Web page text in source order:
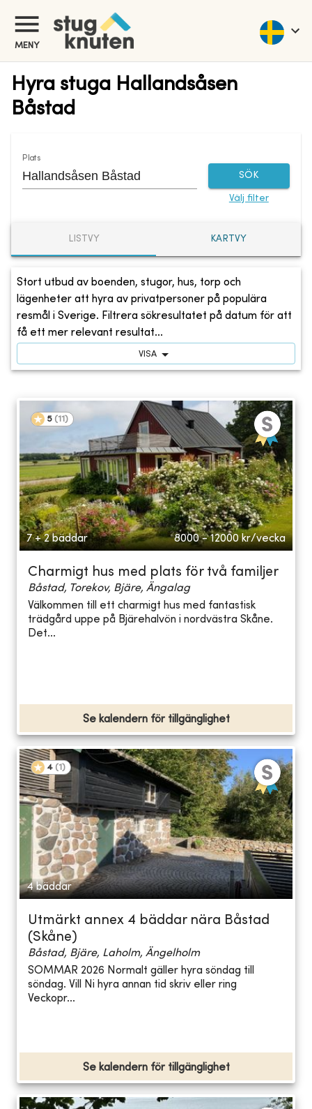
MENY
Hyra stuga Hallandsåsen
Båstad
Plats
SÖK
Välj filter
LISTVY KARTVY
Stort utbud av boenden, stugor, hus, torp och
lägenheter att hyra av privatpersoner på populära
resmål i Sverige. Filtrera sökresultatet på datum för att
få ett mer relevant resultat...
VISA
5 (11 )
7 + 2 bäddar 8000 - 12000 kr/vecka
Charmigt hus med plats för två familjer
Båstad, Torekov, Bjäre, Ängalag
Välkommen till ett charmigt hus med fantastisk
trädgård uppe på Bjärehalvön i nordvästra Skåne.
Det...
Se kalendern för tillgänglighet
4 (1 )
4 bäddar
Utmärkt annex 4 bäddar nära Båstad
(Skåne)
Båstad, Bjäre, Laholm, Ängelholm
SOMMAR 2026 Normalt gäller hyra söndag till
söndag. Vill Ni hyra annan tid skriv eller ring
Veckopr...
Se kalendern för tillgänglighet